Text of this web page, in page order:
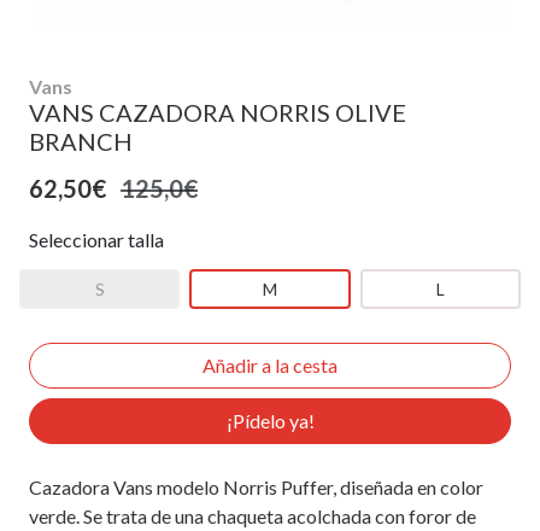
Vans
VANS CAZADORA NORRIS OLIVE
BRANCH
62,50€ 125,0€
Seleccionar talla
S M L
¡Pídelo ya!
Cazadora Vans modelo Norris Puffer, diseñada en color
verde. Se trata de una chaqueta acolchada con foror de